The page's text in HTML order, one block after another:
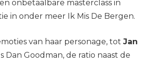
onbetaalbare masterclass in
in onder meer Ik Mis De Bergen.
van haar personage, tot Jan
Goodman, de ratio naast de